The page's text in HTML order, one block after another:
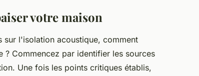
votre maison
sur l'isolation acoustique, comment
Commencez par identifier les sources
Une fois les points critiques établis,